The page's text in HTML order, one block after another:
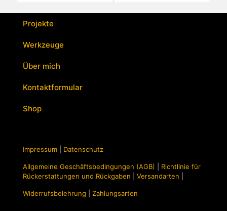
Optionen
können
der
gewählt
Projekte
Werkzeuge
Über mich
Kontaktformular
Shop
Impressum Datenschutz
Allgemeine Geschäftsbedingungen (AGB)
Richtlinie für
Rückerstattungen und Rückgaben
Versandarten
Widerrufsbelehrung Zahlungsarten